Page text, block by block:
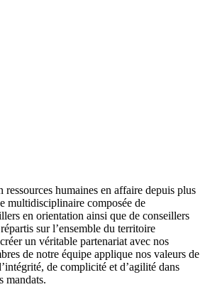
ressources humaines en affaire depuis plus
multidisciplinaire composée de
en orientation ainsi que de conseillers
sur l’ensemble du territoire
un véritable partenariat avec nos
de notre équipe applique nos valeurs de
de complicité et d’agilité dans
mandats.